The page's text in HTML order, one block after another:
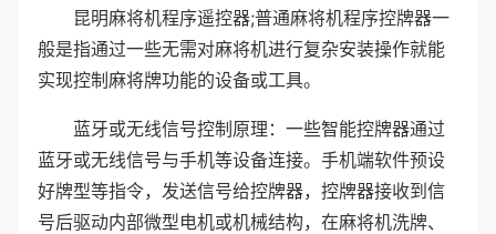
昆明麻将机程序遥控器;普通麻将机程序控牌器一
般是指通过一些无需对麻将机进行复杂安装操作就能
实现控制麻将牌功能的设备或工具。
蓝牙或无线信号控制原理：一些智能控牌器通过
蓝牙或无线信号与手机等设备连接。手机端软件预设
好牌型等指令，发送信号给控牌器，控牌器接收到信
号后驱动内部微型电机或机械结构，在麻将机洗牌、